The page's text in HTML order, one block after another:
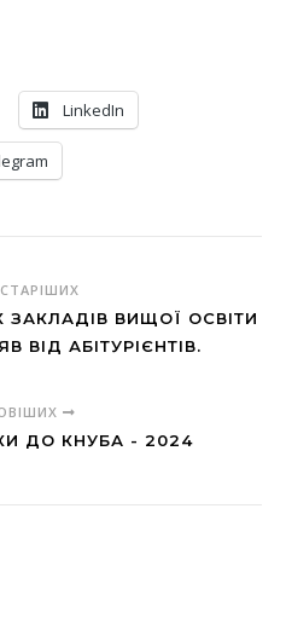
LinkedIn
ВИЩОЇ ОСВІТИ
ВІД АБІТУРІЄНТІВ.
ДО КНУБА - 2024